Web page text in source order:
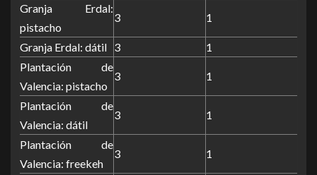
Granja Erdal:
pistacho
3 1
Granja Erdal: dátil 3
1
Plantación de
Valencia: pistacho
3 1
Plantación de
Valencia: dátil
3 1
Plantación de
Valencia: freekeh
3 1